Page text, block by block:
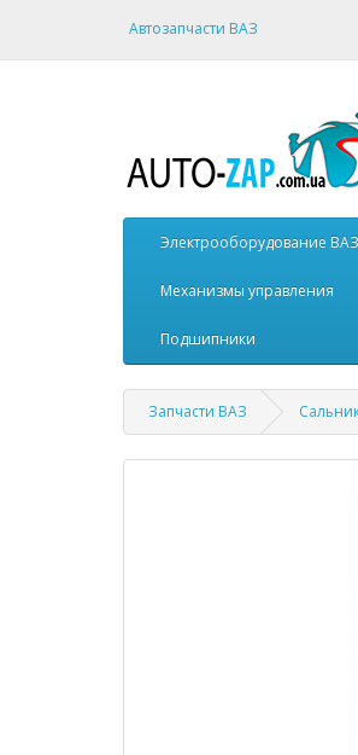
Автозапчасти ВАЗ
Электрооборудование ВАЗ
Механизмы управления
Подшипники
Запчасти ВАЗ